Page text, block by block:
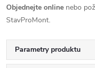
Objednejte online nebo
StavProMont.
Parametry produktu